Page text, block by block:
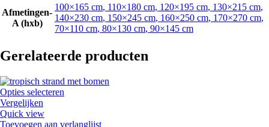
Afmetingen-
A (hxb)
100×165 cm, 110×180 cm, 120×195 cm, 130×215 cm,
140×230 cm, 150×245 cm, 160×250 cm, 170×270 cm,
70×110 cm, 80×130 cm, 90×145 cm
Gerelateerde producten
Opties selecteren
Vergelijken
Quick view
Toevoegen aan verlanglijst